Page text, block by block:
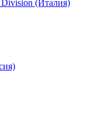
(Италия)